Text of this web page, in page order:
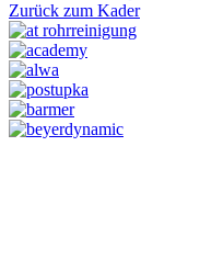
Zurück zum Kader